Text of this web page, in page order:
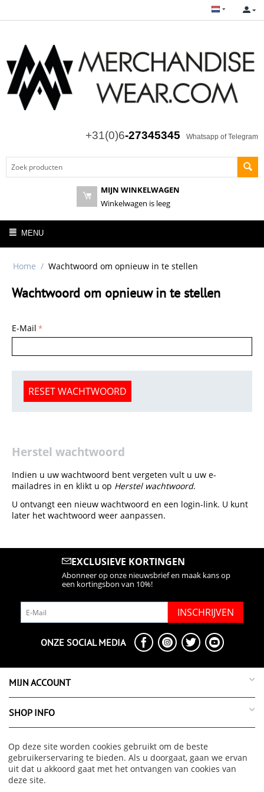
+31(0)6-27345345 Whatsapp of Telegram
MIJN WINKELWAGEN
Winkelwagen is leeg
MENU
Home / Wachtwoord om opnieuw in te stellen
Wachtwoord om opnieuw in te stellen
E-Mail
RESET WACHTWOORD
Herstel wachtwoord
Indien u uw wachtwoord bent vergeten vult u uw e-
mailadres in en klikt u op Herstel wachtwoord.
U ontvangt een nieuw wachtwoord en een login-link. U kunt
later het wachtwoord weer aanpassen.
EXCLUSIEVE KORTINGEN
Abonneer op onze nieuwsbrief en maak kans op
een kortingsbon van 10%!
INSCHRIJVEN
ONZE SOCIAL MEDIA
MIJN ACCOUNT
SHOP INFO
SUPPORT INFO
OVER ONS
Op deze site worden cookies gebruikt om de beste
gebruikerservaring te bieden. Als u doorgaat, gaan we ervan
uit dat u akkoord gaat met het ontvangen van cookies van
deze site.